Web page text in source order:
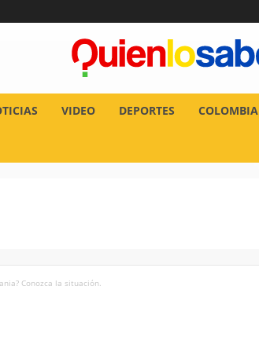
VIDEO DEPORTES COLOMBIA
Conozca la situación.